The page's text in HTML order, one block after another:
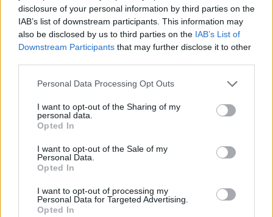
disclosure of your personal information by third parties on the
IAB’s list of downstream participants. This information may
also be disclosed by us to third parties on the IAB’s List of
Downstream Participants that may further disclose it to other
Please note that this website/app uses one or more Google
not limited to your visit or usage behaviour. You may click to
grant or deny consent to Google and its third-party tags to
use your data for below specified purposes in below Google
consent section.
Personal Data Processing Opt Outs
I want to opt-out of the Sharing of my
personal data.
Opted In
I want to opt-out of the Sale of my
Personal Data.
Opted In
I want to opt-out of processing my
Personal Data for Targeted Advertising.
Opted In
kipróbált, a legképzettebb és bizonyított
konzervatív ebben a versenyben”.
Pence Ramaswamyra is célzott: „Vivek nemrég
azt mondta: ‘Egy elnök nem tud mindent
megcsinálni. Nos, van egy hírem számodra,
Vivek. Jártam a folyosón és a nyugati
szárnyban.
lehetősége van minden olyan